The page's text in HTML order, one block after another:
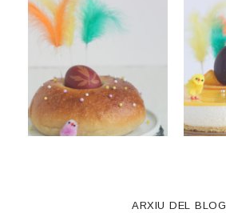
ARXIU DEL BLOG